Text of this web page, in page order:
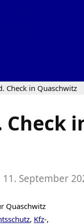
Check in Quaschwitz
11. September
Quaschwitz
, Kfz-,